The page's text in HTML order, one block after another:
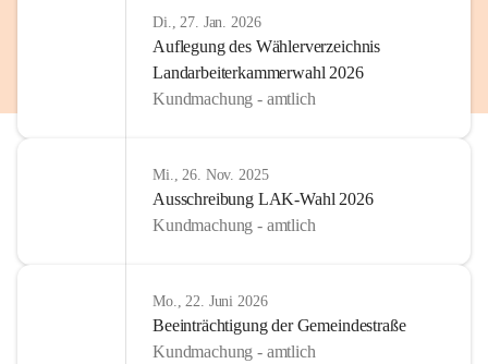
Di., 27. Jan. 2026
Auflegung des Wählerverzeichnis
Landarbeiterkammerwahl 2026
Kundmachung - amtlich
Mi., 26. Nov. 2025
Ausschreibung LAK-Wahl 2026
Kundmachung - amtlich
Mo., 22. Juni 2026
Beeinträchtigung der Gemeindestraße
Kundmachung - amtlich